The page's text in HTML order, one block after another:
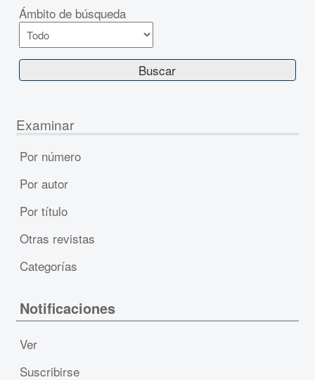
Ámbito de búsqueda
Examinar
Por número
Por autor
Por título
Otras revistas
Categorías
Notificaciones
Ver
Suscribirse